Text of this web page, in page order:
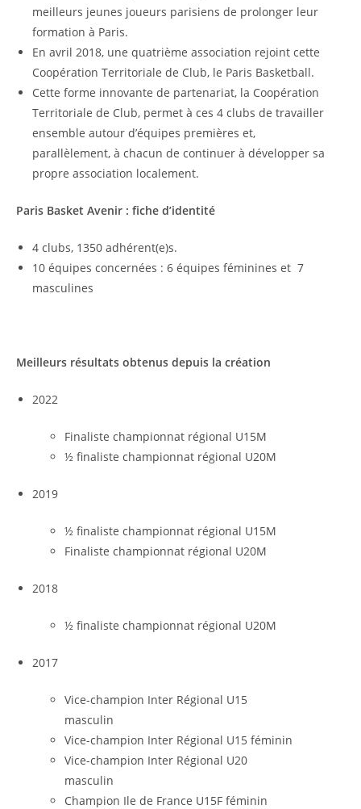
meilleurs jeunes joueurs parisiens de prolonger leur
formation à Paris.
En avril 2018, une quatrième association rejoint cette
Coopération Territoriale de Club, le Paris Basketball.
Cette forme innovante de partenariat, la Coopération
Territoriale de Club, permet à ces 4 clubs de travailler
ensemble autour d’équipes premières et,
parallèlement, à chacun de continuer à développer sa
propre association localement.
Paris Basket Avenir : fiche d’identité
4 clubs, 1350 adhérent(e)s.
10 équipes concernées : 6 équipes féminines et 7
masculines
Meilleurs résultats obtenus depuis la création
2022
Finaliste championnat régional U15M
½ finaliste championnat régional U20M
2019
½ finaliste championnat régional U15M
Finaliste championnat régional U20M
2018
½ finaliste championnat régional U20M
2017
Vice-champion Inter Régional U15
masculin
Vice-champion Inter Régional U15 féminin
Vice-champion Inter Régional U20
masculin
Champion Ile de France U15F féminin